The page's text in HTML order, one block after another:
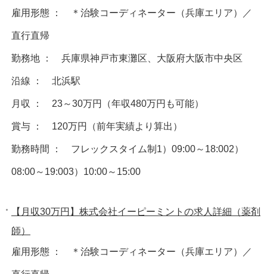
雇用形態 ： ＊治験コーディネーター（兵庫エリア）／
直行直帰
勤務地 ： 兵庫県神戸市東灘区、大阪府大阪市中央区
沿線 ： 北浜駅
月収 ： 23～30万円（年収480万円も可能）
賞与 ： 120万円（前年実績より算出）
勤務時間 ： フレックスタイム制1）09:00～18:002）
08:00～19:003）10:00～15:00
【月収30万円】株式会社イーピーミントの求人詳細（薬剤
師）
雇用形態 ： ＊治験コーディネーター（兵庫エリア）／